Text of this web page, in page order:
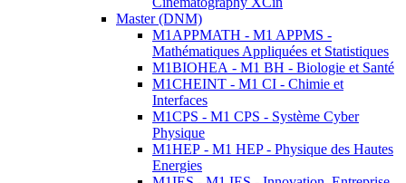
Master (DNM)
M1APPMATH - M1 APPMS -
Mathématiques Appliquées et Statistiques
M1BIOHEA - M1 BH - Biologie et Santé
M1CHEINT - M1 CI - Chimie et
Interfaces
M1CPS - M1 CPS - Système Cyber
Physique
M1HEP - M1 HEP - Physique des Hautes
Energies